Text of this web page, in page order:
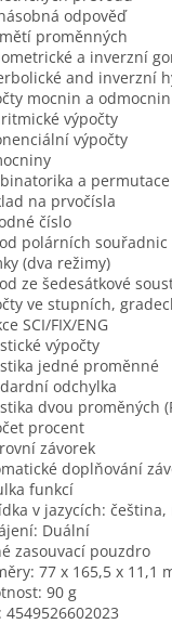
odpověď
proměnných
a inverzní
and inverzní
mocnin a odmocnin
výpočty
výpočty
a permutace
na prvočísla
číslo
polárních
(dva režimy)
ze šedesátkové
ve stupních,
SCI/FIX/ENG
výpočty
jedné proměnné
odchylka
dvou proměných
procent
závorek
doplňování
funkcí
v jazycích:
Duální
zasouvací pouzdro
77 x 165,5 x 11,1
90 g
4549526602023